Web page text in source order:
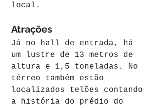
local.
Atrações
Já no hall de entrada, há
um lustre de 13 metros de
altura e 1,5 toneladas. No
térreo também estão
localizados telões contando
a história do prédio do